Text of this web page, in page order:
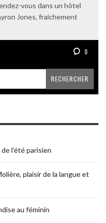
vous dans un hôtel
Jones, fraichement
0
l’été parisien
plaisir de la langue et
au féminin